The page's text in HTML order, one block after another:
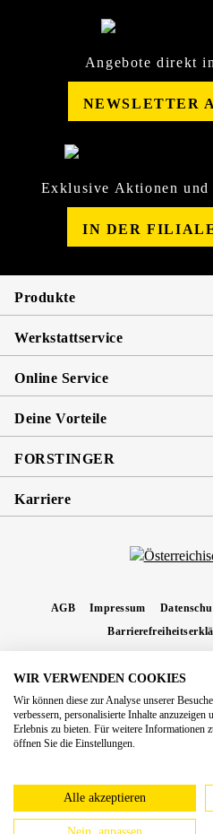
Angebote direkt
NEWSLETTER
Exklusive Aktionen und
IN DER
Produkte
Werkstattservice
Online Service
Deine Vorteile
FORSTINGER
Karriere
AGB Impressum
Nachnahmegebühren, wenn
Copyright 2026
Königstetter Straße 128 -
europäschen Online-Streitbeilegungs-
WIR VERWENDEN COOKIES
Wir können diese zur Analyse unserer
verbessern, personalisierte Inhalte anzuzeigen
Erlebnis zu bieten. Für weitere Informationen
öffnen Sie die Einstellungen.
Alle akzeptieren